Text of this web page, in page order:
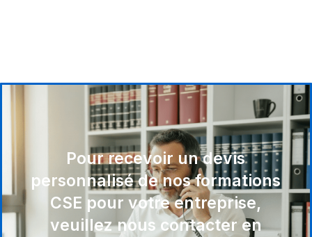
Pour recevoir un devis
personnalisé de nos formations
CSE pour votre entreprise,
veuillez nous contacter en